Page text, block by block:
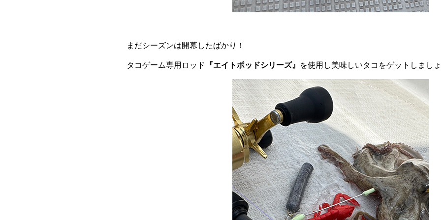
まだシーズンは開幕したばかり！
タコゲーム専用ロッド 『エイトポッドシリーズ』 を使用し美味しいタコをゲットしまし